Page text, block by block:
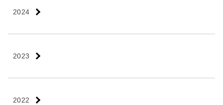
2024
2023
2022